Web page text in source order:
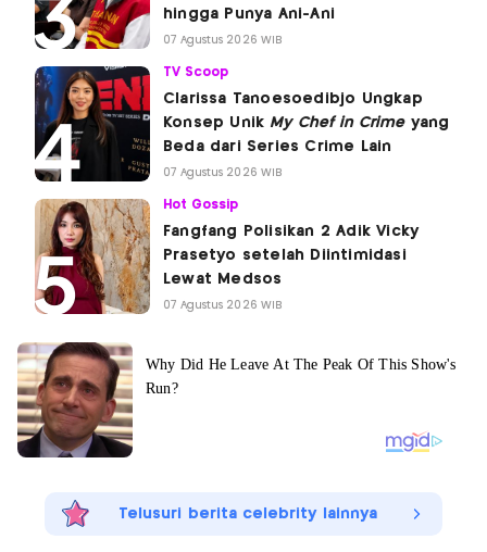
hingga Punya Ani-Ani
07 Agustus 2026 WIB
TV Scoop
Clarissa Tanoesoedibjo Ungkap
Konsep Unik My Chef in Crimeyang
Beda dari Series Crime Lain
07 Agustus 2026 WIB
Hot Gossip
Fangfang Polisikan 2 Adik Vicky
Prasetyo setelah Diintimidasi
Lewat Medsos
07 Agustus 2026 WIB
Telusuri berita celebrity lainnya